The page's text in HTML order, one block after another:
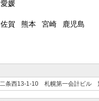
愛媛
佐賀 熊本 宮崎 鹿児島
二条西13-1-10 札幌第一会計ビル